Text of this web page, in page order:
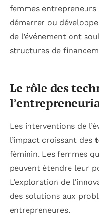
femmes entrepreneurs
démarrer ou
de l’événement ont
structures de
Le rôle des
Les interventions de
l’impact croissant des
féminin. Les femmes
peuvent étendre leur
L’exploration de
des solutions aux
entrepreneures.